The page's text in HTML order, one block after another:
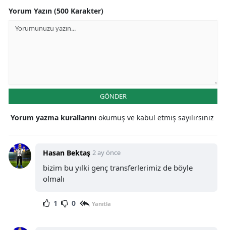
Yorum Yazın (500 Karakter)
GÖNDER
Yorum yazma kurallarını okumuş ve kabul etmiş sayılırsınız
Hasan Bektaş 2 ay önce
bizim bu yılki genç transferlerimiz de böyle
olmalı
1 0 Yanıtla